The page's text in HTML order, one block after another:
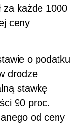
za każde 1000
ceny
o podatku
drodze
stawkę
90 proc.
od ceny